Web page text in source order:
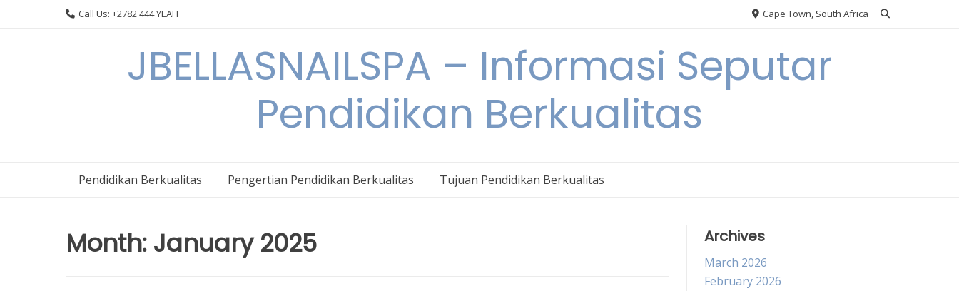
Call Us: +2782 444 YEAH Cape Town, South Africa
JBELLASNAILSPA – Informasi Seputar
Pendidikan Berkualitas
Pendidikan Berkualitas Pengertian Pendidikan Berkualitas Tujuan Pendidikan Berkualitas
Month: January 2025 Archives
March 2026
February 2026